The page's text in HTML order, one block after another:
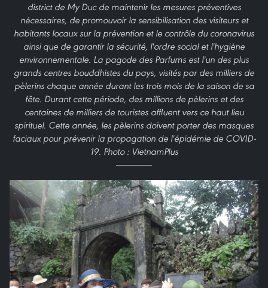
district de My Duc de maintenir les mesures préventives
nécessaires, de promouvoir la sensibilisation des visiteurs et
habitants locaux sur la prévention et le contrôle du coronavirus
ainsi que de garantir la sécurité, l'ordre social et l'hygiène
environnementale. La pagode des Parfums est l'un des plus
grands centres bouddhistes du pays, visités par des milliers de
pèlerins chaque année durant les trois mois de la saison de sa
fête. Durant cette période, des millions de pèlerins et des
centaines de milliers de touristes affluent vers ce haut lieu
spirituel. Cette année, les pèlerins doivent porter des masques
faciaux pour prévenir la propagation de l'épidémie de COVID-
19. Photo : VietnamPlus